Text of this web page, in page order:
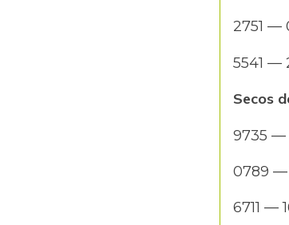
2751 —
5541 —
Secos
9735 —
0789 —
6711 —